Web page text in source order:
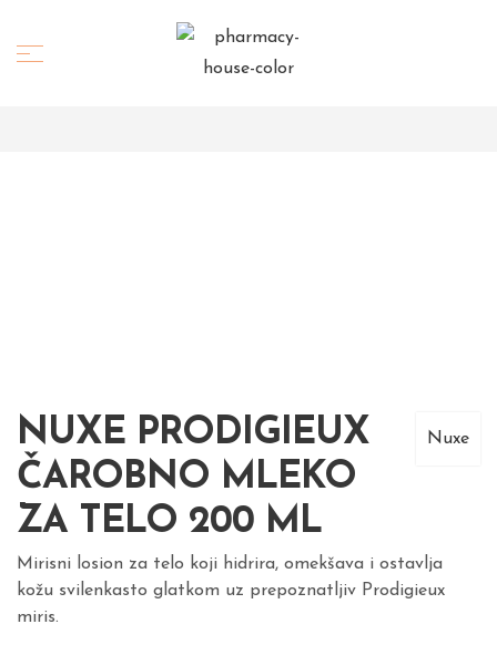
Nuxe
NUXE PRODIGIEUX
ČAROBNO MLEKO
ZA TELO 200 ML
Mirisni losion za telo koji hidrira, omekšava i ostavlja
kožu svilenkasto glatkom uz prepoznatljiv Prodigieux
miris.